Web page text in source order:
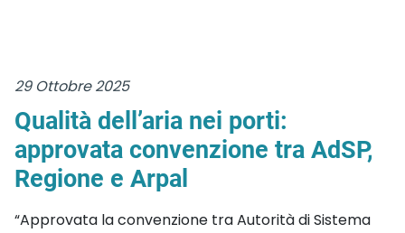
29 Ottobre 2025
Qualità dell’aria nei porti:
approvata convenzione tra AdSP,
Regione e Arpal
“Approvata la convenzione tra Autorità di Sistema